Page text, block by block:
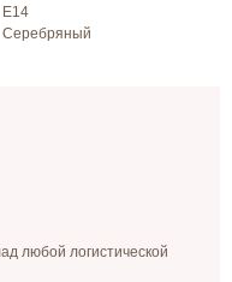
Е14
Серебряный
любой логистической